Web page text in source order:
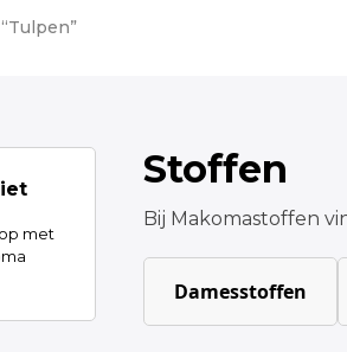
met
Stoffen
Bij Makomastoffen
Damesstoffen